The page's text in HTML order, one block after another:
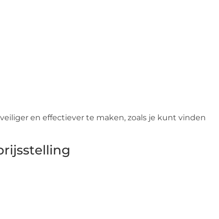
en effectiever te maken, zoals je kunt vinden